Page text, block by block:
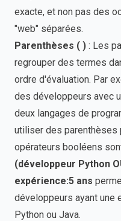
exacte, et non pas des
"web" séparées.
Parenthèses ( ) : Les
regrouper des termes
ordre d'évaluation. Par
des développeurs avec
deux langages de
utiliser des parenthèses
opérateurs booléens
(développeur Python
expérience:5 ans
développeurs ayant une
Python ou Java.